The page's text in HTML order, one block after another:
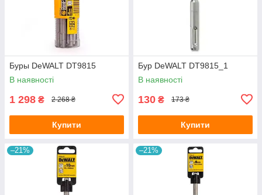
Буры DeWALT DT9815
В наявності
1 298 ₴ 2 268 ₴
Купити
Бур DeWALT DT9815_1
В наявності
130 ₴ 173 ₴
Купити
–21% –21%